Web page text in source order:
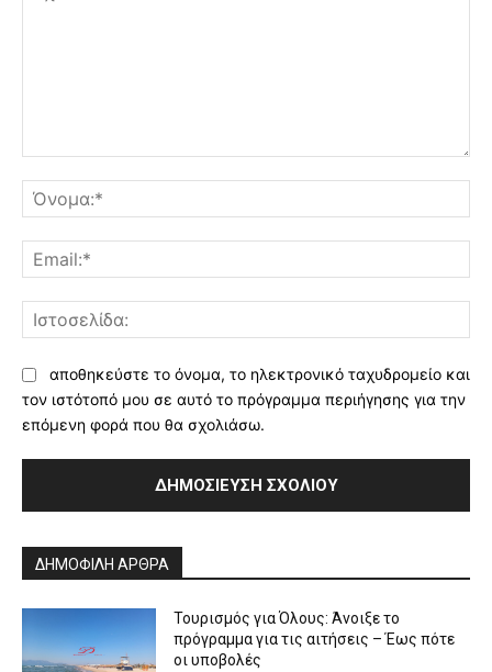
αποθηκεύστε το όνομα, το ηλεκτρονικό ταχυδρομείο και
τον ιστότοπό μου σε αυτό το πρόγραμμα περιήγησης για την
επόμενη φορά που θα σχολιάσω.
ΔΗΜΟΦΙΛΗ ΑΡΘΡΑ
Τουρισμός για Όλους: Άνοιξε το
πρόγραμμα για τις αιτήσεις – Έως πότε
οι υποβολές